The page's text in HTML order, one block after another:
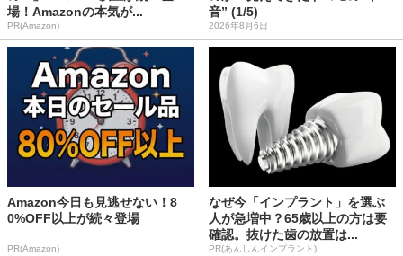
場！Amazonの本気が...
PR(Amazon)
音” (1/5)
2026年8月6日
Amazon今日も見逃せない！8
0%OFF以上が続々登場
PR(Amazon)
なぜ今「インプラント」を選ぶ
人が急増中？65歳以上の方は要
確認。抜けた歯の放置は...
PR(あんしんインプラント)